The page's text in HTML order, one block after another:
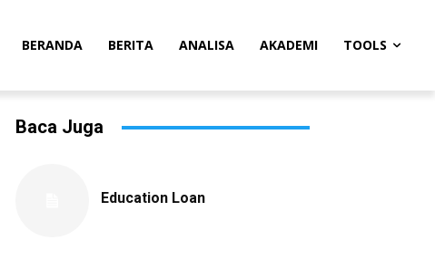
BERANDA BERITA ANALISA AKADEMI TOOLS
Baca Juga
Education Loan